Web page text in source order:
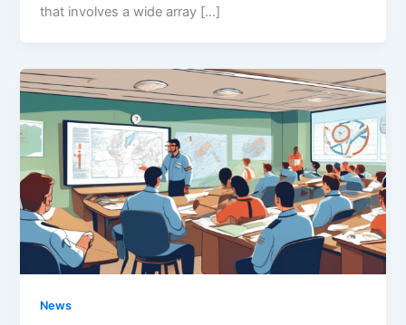
that involves a wide array […]
News